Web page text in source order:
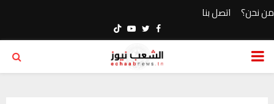
من نحن؟ اتصل بنا
Facebook
Twitter
Youtube
PRIMARY